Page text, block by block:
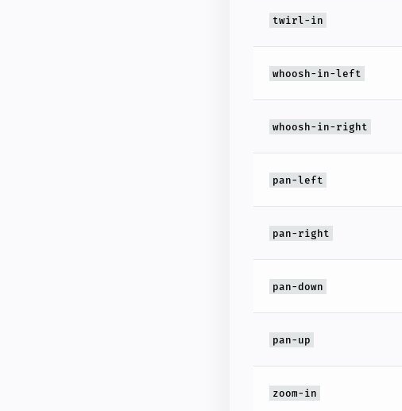
twirl-in
whoosh-in-left
whoosh-in-right
pan-left
pan-right
pan-down
pan-up
zoom-in